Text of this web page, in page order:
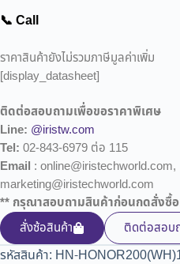
📞 Call
ราคาสินค้ายังไม่รวมภาษีมูลค่าเพิ่ม
[display_datasheet]
ติดต่อสอบถามเพื่อขอราคาพิเศษ
Line: @iristw.com
Tel: 02-843-6979 ต่อ 115
Email : online@iristechworld.com,
marketing@iristechworld.com
** กรุณาสอบถามสินค้าก่อนกดสั่งซื้
สั่งซ้อสินค้า
ติดต่อสอบ
รหัสสินค้า: HN-